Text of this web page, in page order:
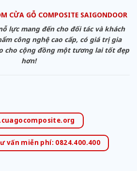
CỬA GỖ COMPOSITE SAIGONDOOR
lực mang đến cho đối tác và khách
công nghệ cao cấp, có giá trị gia
cho cộng đồng một tương lai tốt đẹp
hơn!
vấn miễn phí: 0824.400.400